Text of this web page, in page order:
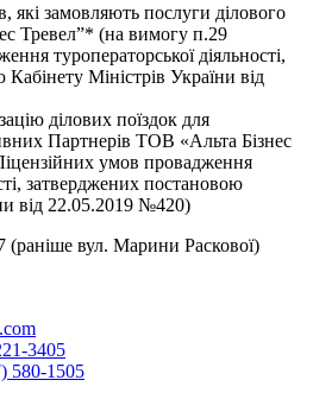
які замовляють послуги ділового
Тревел”* (на вимогу п.29
туроператорської діяльності,
Міністрів України від
ділових поїздок для
Партнерів ТОВ «Альта Бізнес
умов провадження
затверджених постановою
від 22.05.2019 №420)
(раніше вул. Марини Раскової)
3405
580-1505